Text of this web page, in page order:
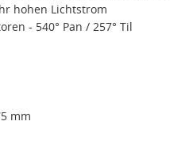
hohen Lichtstrom
- 540° Pan / 257° Til
mm